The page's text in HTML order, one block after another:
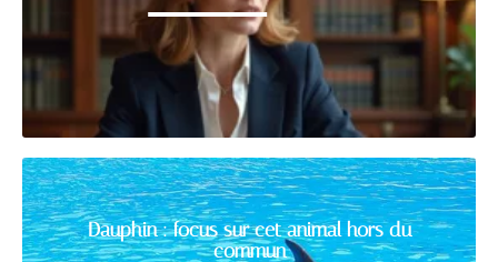
Dauphin : focus sur cet animal hors du
commun